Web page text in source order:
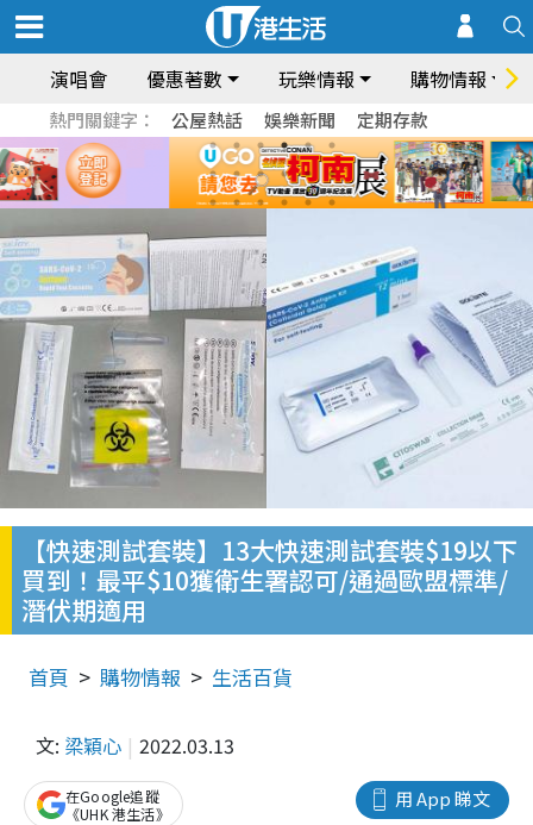
演唱會 優惠著數 玩樂情報 購物情報
熱門關鍵字： 公屋熱話 娛樂新聞 定期存款
【快速測試套裝】13大快速測試套裝$19以下
買到！最平$10獲衛生署認可/通過歐盟標準/
潛伏期適用
首頁 購物情報 生活百貨
文: 梁穎心 2022.03.13
用 App 睇文
在Google追蹤
《UHK 港生活》